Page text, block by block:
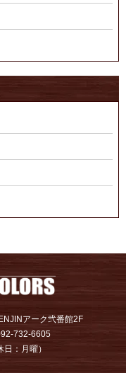
アーク弐番館2F
732-6605
：月曜）